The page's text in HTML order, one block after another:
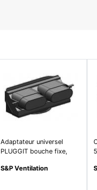
Adaptateur universel
PLUGGIT bouche fixe,
100 et 125 mm. - ABM 50
S&P Ventilation